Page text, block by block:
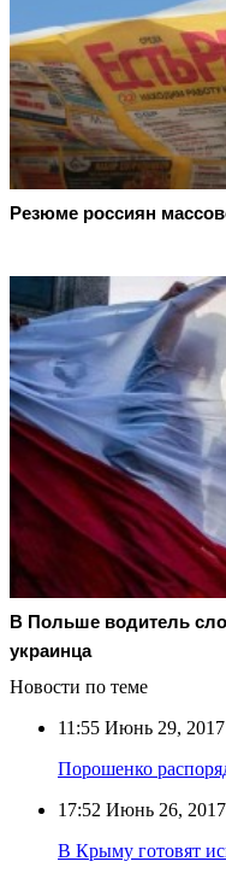
Резюме россиян
В Польше водитель
украинца
Новости по теме
11:55 Июнь 29, 2017
Порошенко
17:52 Июнь 26, 2017
В Крыму готовят